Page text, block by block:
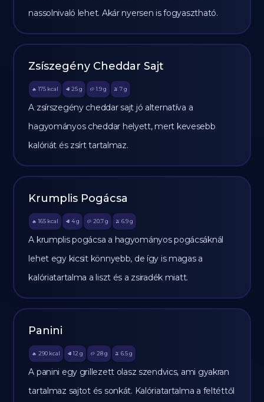
nassolnivaló lehet. Akár nyersen is fogyasztható.
Zsíszegény Cheddar Sajt
🔥 175 kcal 🥩 25 g 🥔 1.9g 🫒 7 g
A zsírszegény cheddar sajt jó alternatíva a
hagyományos cheddar helyett, mert kevesebb
kalóriát és zsírt tartalmaz.
Krumplis Pogácsa
🔥 165 kcal 🥩 4 g 🥔 20.7g 🫒 6.9 g
A krumplis pogácsa a hagyományos pogácsáknál
lehet egy kicsit könnyebb, de így is magas a
kalóriatartalma a liszt és a zsiradék miatt.
Panini
🔥 290 kcal 🥩 12 g 🥔 28g 🫒 6.5 g
A panini egy grillezett olasz szendvics, ami gyakran
tartalmaz sajtot és sonkát. Kalóriatartalma a feltéttől